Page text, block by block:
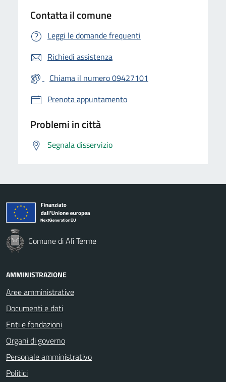
Contatta il comune
Leggi le domande frequenti
Richiedi assistenza
Chiama il numero 09427101
Prenota appuntamento
Problemi in città
Segnala disservizio
Comune di Alì Terme
AMMINISTRAZIONE
Aree amministrative
Documenti e dati
Enti e fondazioni
Organi di governo
Personale amministrativo
Politici